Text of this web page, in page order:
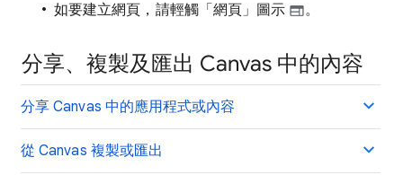
如要建立網頁，請輕觸「網頁」圖示
。
分享、複製及匯出 Canvas 中的內容
分享 Canvas 中的應用程式或內容
從 Canvas 複製或匯出